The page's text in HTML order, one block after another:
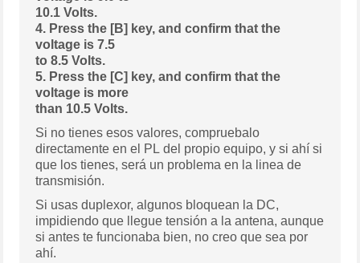
10.1 Volts.
4. Press the [B] key, and confirm that the
voltage is 7.5
to 8.5 Volts.
5. Press the [C] key, and confirm that the
voltage is more
than 10.5 Volts.
Si no tienes esos valores, compruebalo
directamente en el PL del propio equipo, y si ahí si
que los tienes, será un problema en la linea de
transmisión.
Si usas duplexor, algunos bloquean la DC,
impidiendo que llegue tensión a la antena, aunque
si antes te funcionaba bien, no creo que sea por
ahí.